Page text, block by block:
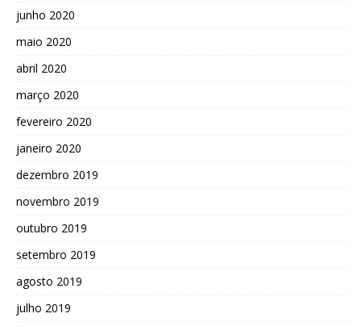
junho 2020
maio 2020
abril 2020
março 2020
fevereiro 2020
janeiro 2020
dezembro 2019
novembro 2019
outubro 2019
setembro 2019
agosto 2019
julho 2019